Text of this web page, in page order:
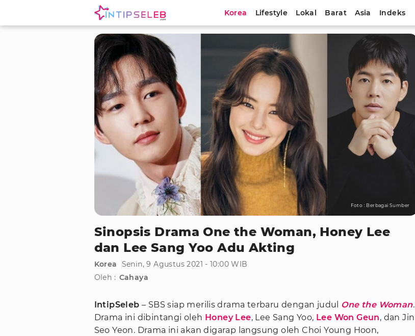
Korea Lifestyle Lokal Barat Asia Indeks
Foto : Berbagai Sumber
Sinopsis Drama One the Woman, Honey Lee
dan Lee Sang Yoo Adu Akting
Korea
Senin, 9 Agustus 2021 - 10:00 WIB
Oleh : Cahaya
IntipSeleb – SBS siap merilis drama terbaru dengan judul One the Woman.
Drama ini dibintangi oleh Honey Lee, Lee Sang Yoo, Lee Won Geun, dan Jin
Seo Yeon. Drama ini akan digarap langsung oleh Choi Young Hoon,